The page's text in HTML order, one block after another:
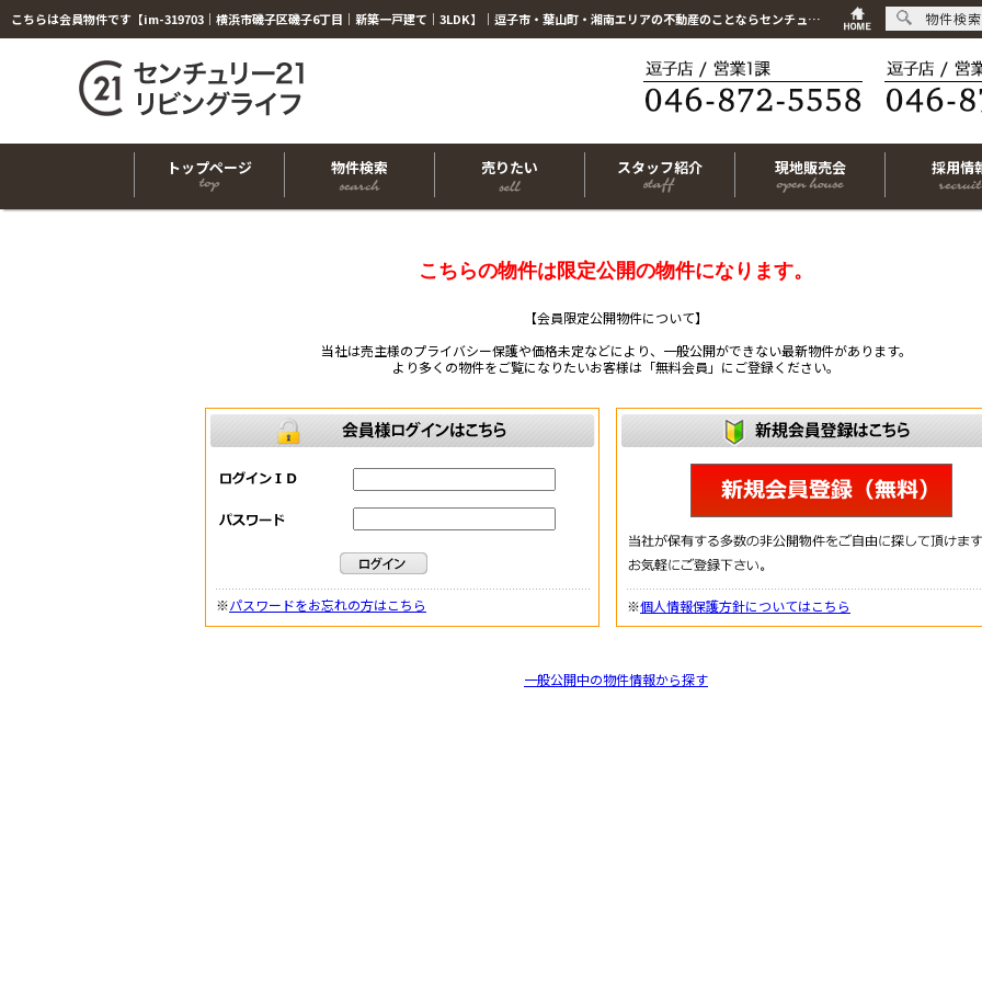
こちらは会員物件です【im-319703｜横浜市磯子区磯子6丁目｜新築一戸建て｜3LDK】｜逗子市・葉山町・湘南エリアの不動産のことならセンチュリー21リビングライフにお任せください！
トップページ 物件検索 売りたい スタッフ紹介 現地販売会 採用情
こちらの物件は限定公開の物件になります。
【会員限定公開物件について】
当社は売主様のプライバシー保護や価格未定などにより、一般公開ができない最新物件があります。
より多くの物件をご覧になりたいお客様は「無料会員」にご登録ください。
※パスワードをお忘れの方はこちら ※個人情報保護方針についてはこちら
一般公開中の物件情報から探す
物件検索